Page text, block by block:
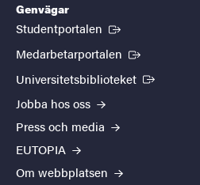
Genvägar
Studentportalen (Extern länk)
Medarbetarportalen (Extern länk)
Universitetsbiblioteket (Extern länk)
Jobba hos oss
Press och media
EUTOPIA
Om webbplatsen